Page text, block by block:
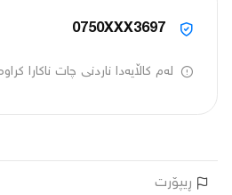
0750XXX3697
لەم کاڵایەدا ناردنی چات ناکارا
ڕیپۆرت